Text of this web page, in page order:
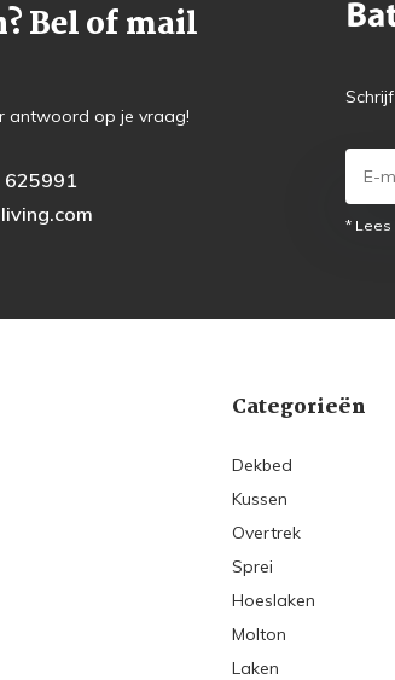
Bel of mail
antwoord op je vraag!
625991
*
Categorieën
Dekbed
Kussen
Overtrek
Sprei
Hoeslaken
Molton
Laken